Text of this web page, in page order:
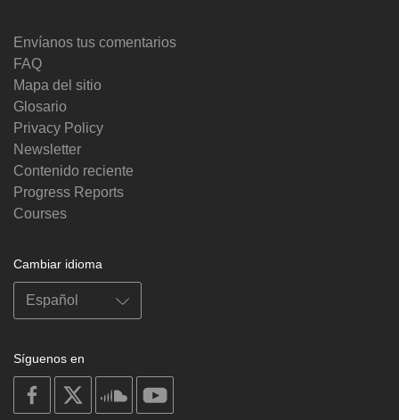
Envíanos tus comentarios
FAQ
Mapa del sitio
Glosario
Privacy Policy
Newsletter
Contenido reciente
Progress Reports
Courses
Cambiar idioma
Síguenos en
on
facebook
soundcloud